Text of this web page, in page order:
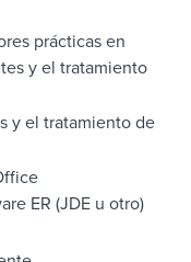
prácticas en
y el tratamiento
y el tratamiento de
ER (JDE u otro)